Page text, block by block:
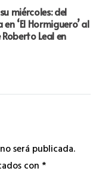
miércoles: del
‘El Hormiguero’ al
Leal en
será publicada.
con*